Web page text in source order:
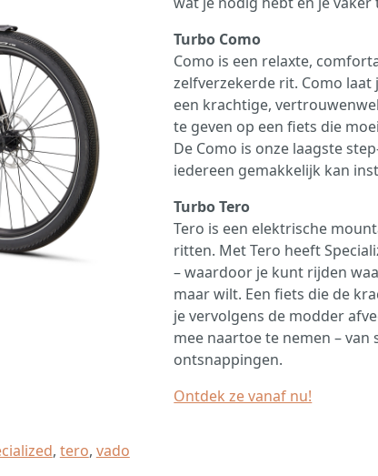
Turbo Como
Como is een relaxte,
zelfverzekerde rit. Como
een krachtige,
te geven op een fiets die
De Como is onze laagste
iedereen gemakkelijk kan
Turbo Tero
Tero is een elektrische
ritten. Met Tero heeft
– waardoor je kunt rijden
maar wilt. Een fiets die de
je vervolgens de modder
mee naartoe te nemen –
ontsnappingen.
Ontdek ze vanaf nu!
, tero, vado